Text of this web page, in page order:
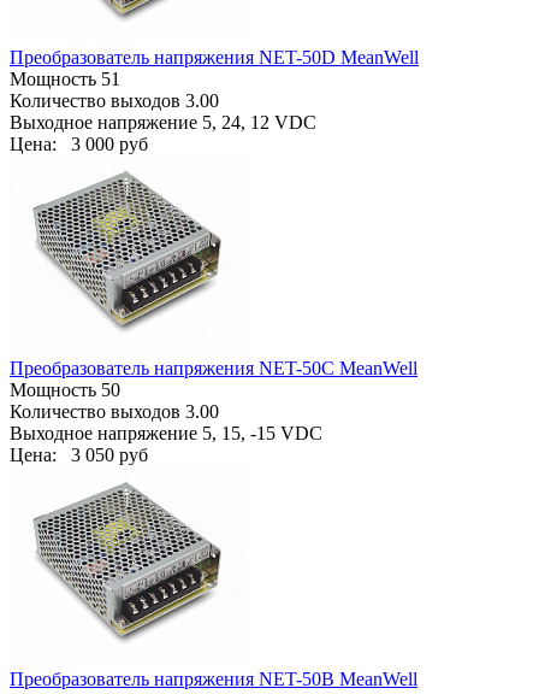
Преобразователь напряжения NET-50D MeanWell
Мощность 51
Количество выходов 3.00
Выходное напряжение 5, 24, 12 VDC
Цена: 3 000 руб
Преобразователь напряжения NET-50C MeanWell
Мощность 50
Количество выходов 3.00
Выходное напряжение 5, 15, -15 VDC
Цена: 3 050 руб
Преобразователь напряжения NET-50B MeanWell